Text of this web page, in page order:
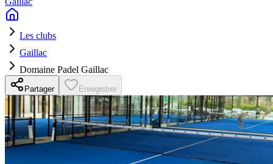
Les clubs
Gaillac
Domaine Padel Gaillac
Partager Enregistrer